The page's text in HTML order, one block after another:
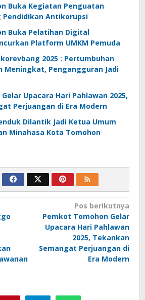
Buka Kegiatan Penguatan
Pendidikan Antikorupsi
Buka Pelatihan Digital
Platform UMKM Pemuda
2025 : Pertumbuhan
Meningkat, Pengangguran Jadi
Upacara Hari Pahlawan 2025,
Perjuangan di Era Modern
Dilantik Jadi Ketua Umum
Minahasa Kota Tomohon
Pos berikutnya
Pemkot Tomohon Gelar
Upacara Hari Pahlawan
2025, Tekankan
Semangat Perjuangan di
Era Modern